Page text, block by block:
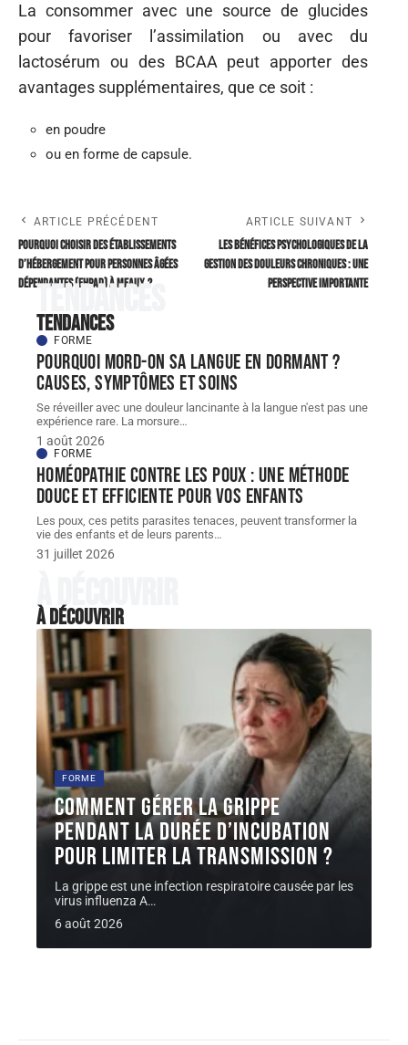
La consommer avec une source de glucides
pourfavoriser l’assimilation ou avec du
lactosérum ou des BCAA peut apporter des
avantages supplémentaires, que ce soit :
en poudre
ou en forme de capsule.
ARTICLE PRÉCÉDENT
Pourquoi choisir des Établissements
d’Hébergement pour Personnes Âgées
Dépendantes (EHPAD) à Meaux ?
ARTICLE SUIVANT
Les bénéfices psychologiques de la
gestion des douleurs chroniques : une
perspective importante
Tendances
Tendances
FORME
Pourquoi mord-on sa langue en dormant ?
Causes, symptômes et soins
Se réveiller avec une douleur lancinante à la langue n'est pas une
expérience rare. La morsure…
1 août 2026
FORME
Homéopathie contre les poux : une méthode
douce et efficiente pour vos enfants
Les poux, ces petits parasites tenaces, peuvent transformer la
vie des enfants et de leurs parents…
31 juillet 2026
À découvrir
À découvrir
FORME
Comment gérer la grippe
pendant la durée d’incubation
pour limiter la transmission ?
La grippe est une infection respiratoire causée par les
virus influenza A…
6 août 2026